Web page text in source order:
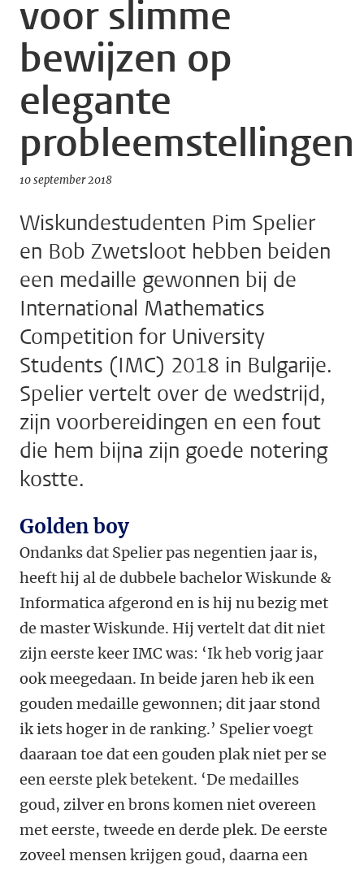
voor slimme
bewijzen op
elegante
probleemstellingen
10 september 2018
Wiskundestudenten Pim Spelier
en Bob Zwetsloot hebben beiden
een medaille gewonnen bij de
International Mathematics
Competition for University
Students (IMC) 2018 in Bulgarije.
Spelier vertelt over de wedstrijd,
zijn voorbereidingen en een fout
die hem bijna zijn goede notering
kostte.
Golden boy
Ondanks dat Spelier pas negentien jaar is,
heeft hij al de dubbele bachelor Wiskunde &
Informatica afgerond en is hij nu bezig met
de master Wiskunde. Hij vertelt dat dit niet
zijn eerste keer IMC was: ‘Ik heb vorig jaar
ook meegedaan. In beide jaren heb ik een
gouden medaille gewonnen; dit jaar stond
ik iets hoger in de ranking.’ Spelier voegt
daaraan toe dat een gouden plak niet per se
een eerste plek betekent. ‘De medailles
goud, zilver en brons komen niet overeen
met eerste, tweede en derde plek. De eerste
zoveel mensen krijgen goud, daarna een